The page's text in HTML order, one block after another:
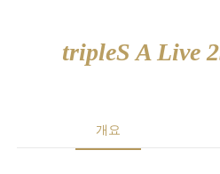
tripleS A Live
개요